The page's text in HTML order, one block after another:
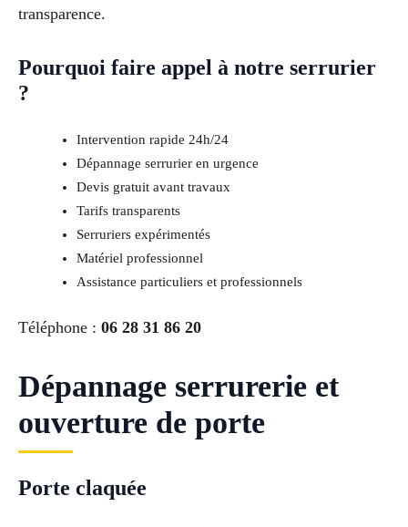
transparence.
Pourquoi faire appel à notre serrurier
?
Intervention rapide 24h/24
Dépannage serrurier en urgence
Devis gratuit avant travaux
Tarifs transparents
Serruriers expérimentés
Matériel professionnel
Assistance particuliers et professionnels
Téléphone : 06 28 31 86 20
Dépannage serrurerie et
ouverture de porte
Porte claquée